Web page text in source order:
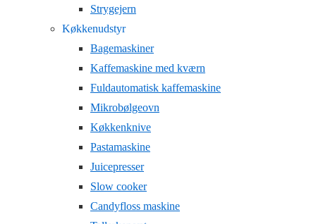
Strygejern
Køkkenudstyr
Bagemaskiner
Kaffemaskine med kværn
Fuldautomatisk kaffemaskine
Mikrobølgeovn
Køkkenknive
Pastamaskine
Juicepresser
Slow cooker
Candyfloss maskine